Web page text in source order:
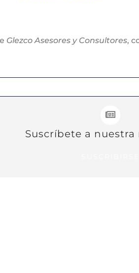
Glezco Asesores y Consultores,
Suscríbete a